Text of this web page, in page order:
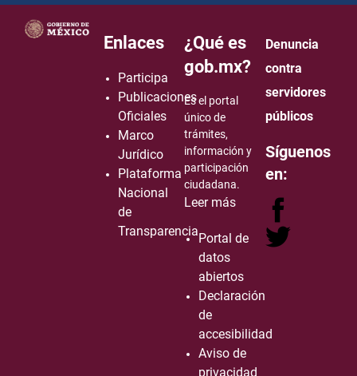
how to embed google map in website
Enlaces
Participa
Publicaciones
Oficiales
Marco
Jurídico
Plataforma
Nacional
de
Transparencia
¿Qué es
gob.mx?
Es el portal
único de
trámites,
información y
participación
ciudadana.
Leer más
Portal de
datos
abiertos
Declaración
de
accesibilidad
Aviso de
privacidad
Denuncia
contra
servidores
públicos
Síguenos
en: